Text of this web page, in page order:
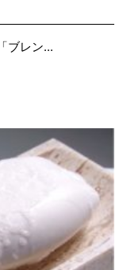
ブレン...